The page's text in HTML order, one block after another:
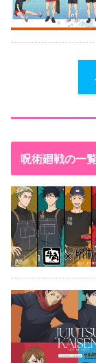
呪術廻戦の一